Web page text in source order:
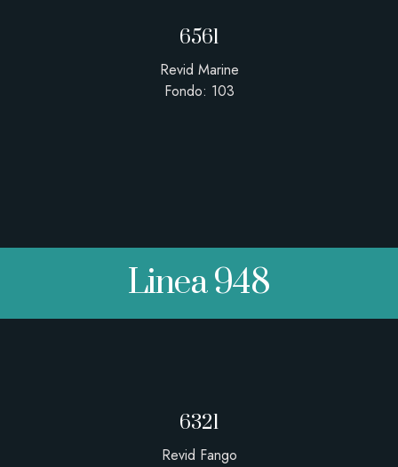
6561
Revid Marine
Fondo: 103
Linea 948
6321
Revid Fango